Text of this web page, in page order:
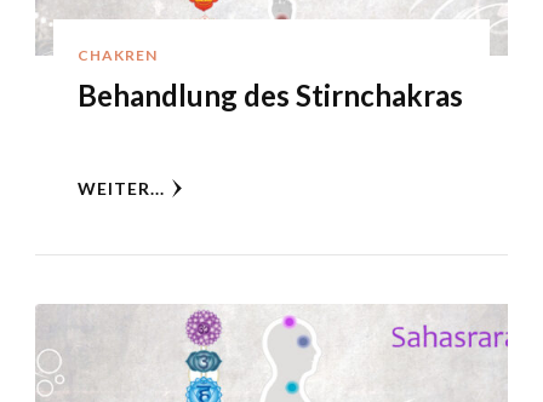
CHAKREN
Behandlung des Stirnchakras
WEITER...